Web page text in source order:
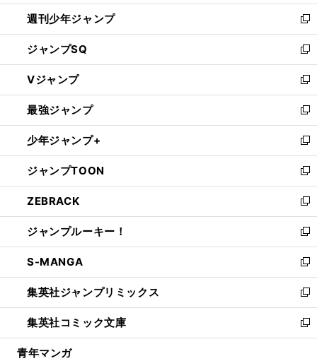
開
く
週刊少年ジャンプ
新
し
い
ウ
ィ
ン
ド
ウ
で
開
く
ジャンプSQ
新
し
い
ウ
ィ
ン
ド
ウ
で
開
く
Vジャンプ
新
し
い
ウ
ィ
ン
ド
ウ
で
開
く
最強ジャンプ
新
し
い
ウ
ィ
ン
ド
ウ
で
開
く
少年ジャンプ+
新
し
い
ウ
ィ
ン
ド
ウ
で
開
く
ジャンプTOON
新
し
い
ウ
ィ
ン
ド
ウ
で
開
く
ZEBRACK
新
し
い
ウ
ィ
ン
ド
ウ
で
開
ジャンプルーキー！
新
し
い
ウ
ィ
ン
ド
ウ
S-MANGA
新
し
い
ウ
ィ
ン
集英社ジャンプリミックス
新
し
い
ウ
集英社コミック文庫
新
し
青年マンガ